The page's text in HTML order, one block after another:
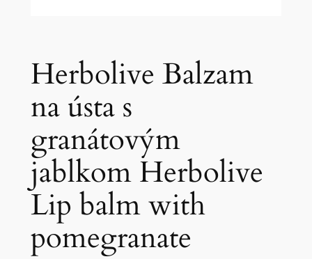
Herbolive Balzam
na ústa s
granátovým
jablkom Herbolive
Lip balm with
pomegranate